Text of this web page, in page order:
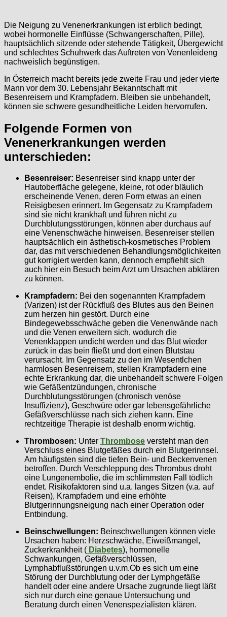
Die Neigung zu Venenerkrankungen ist erblich bedingt,
wobei hormonelle Einflüsse (Schwangerschaften, Pille),
hauptsächlich sitzende oder stehende Tätigkeit, Übergewicht
und schlechtes Schuhwerk das Auftreten von Venenleideng
nachweislich begünstigen.
In Österreich macht bereits jede zweite Frau und jeder vierte
Mann vor dem 30. Lebensjahr Bekanntschaft mit
Besenreisern und Krampfadern. Bleiben sie unbehandelt,
können sie schwere gesundheitliche Leiden hervorrufen.
Folgende Formen von
Venenerkrankungen werden
unterschieden:
Besenreiser: Besenreiser sind knapp unter der
Hautoberfläche gelegene, kleine, rot oder bläulich
erscheinende Venen, deren Form etwas an einen
Reisigbesen erinnert. Im Gegensatz zu Krampfadern
sind sie nicht krankhaft und führen nicht zu
Durchblutungsstörungen, können aber durchaus auf
eine Venenschwäche hinweisen. Besenreiser stellen
hauptsächlich ein ästhetisch-kosmetisches Problem
dar, das mit verschiedenen Behandlungsmöglichkeiten
gut korrigiert werden kann, dennoch empfiehlt sich
auch hier ein Besuch beim Arzt um Ursachen abklären
zu können.
Krampfadern: Bei den sogenannten Krampfadern
(Varizen) ist der Rückfluß des Blutes aus den Beinen
zum herzen hin gestört. Durch eine
Bindegewebsschwäche geben die Venenwände nach
und die Venen erweitern sich, wodurch die
Venenklappen undicht werden und das Blut wieder
zurück in das bein fließt und dort einen Blutstau
verursacht. Im Gegensatz zu den im Wesentlchen
harmlosen Besenreisern, stellen Krampfadern eine
echte Erkrankung dar, die unbehandelt schwere Folgen
wie Gefäßentzündungen, chronische
Durchblutungsstörungen (chronisch venöse
Insuffizienz), Geschwüre oder gar lebensgefährliche
Gefäßverschlüsse nach sich ziehen kann. Eine
rechtzeitige Therapie ist deshalb enorm wichtig.
Thrombosen: Unter Thrombose versteht man den
Verschluss eines Blutgefäßes durch ein Blutgerinnsel.
Am häufigsten sind die tiefen Bein- und Beckenvenen
betroffen. Durch Verschleppung des Thrombus droht
eine Lungenembolie, die im schlimmsten Fall tödlich
endet. Risikofaktoren sind u.a. langes Sitzen (v.a. auf
Reisen), Krampfadern und eine erhöhte
Blutgerinnungsneigung nach einer Operation oder
Entbindung.
Beinschwellungen: Beinschwellungen können viele
Ursachen haben: Herzschwäche, Eiweißmangel,
Zuckerkrankheit ( Diabetes), hormonelle
Schwankungen, Gefäßverschlüssen,
Lymphabflußstörungen u.v.m.Ob es sich um eine
Störung der Durchblutung oder der Lymphgefäße
handelt oder eine andere Ursache zugrunde liegt läßt
sich nur durch eine genaue Untersuchung und
Beratung durch einen Venenspezialisten klären.